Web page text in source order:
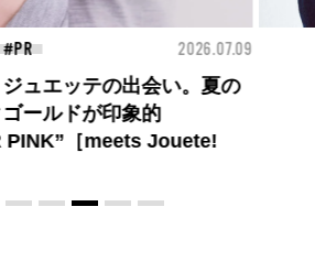
2026.07.09
KI(ENHYPEN)】時をかけ
ド